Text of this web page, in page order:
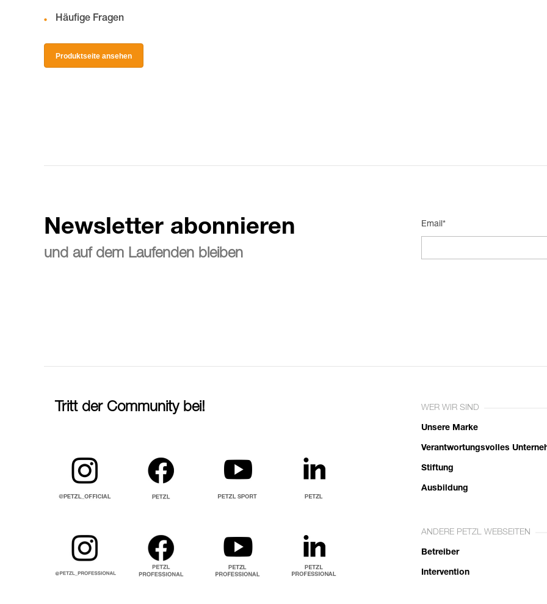
Häufige Fragen
Produktseite ansehen
Newsletter abonnieren
und auf dem Laufenden bleiben
Email*
Tritt der Community bei! WER WIR SIND
Unsere Marke
Verantwortungsvolles
Stiftung
Ausbildung
ANDERE PETZL WEBSEITEN
Betreiber
Intervention